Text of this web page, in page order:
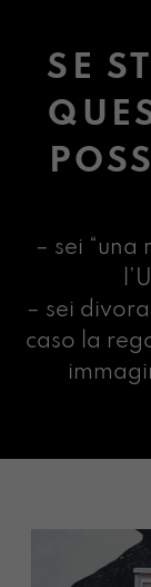
SE
– sei
– sei
caso la